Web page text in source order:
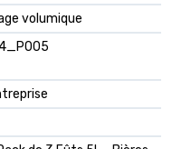
volumique